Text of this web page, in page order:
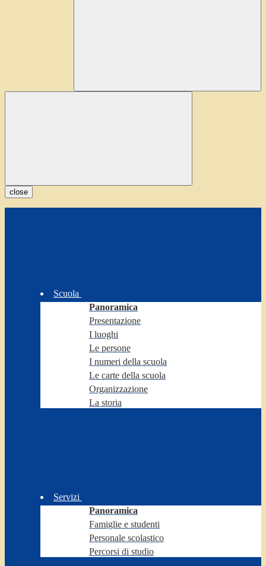
close
Scuola
Panoramica
Presentazione
I luoghi
Le persone
I numeri della scuola
Le carte della scuola
Organizzazione
La storia
Servizi
Panoramica
Famiglie e studenti
Personale scolastico
Percorsi di studio